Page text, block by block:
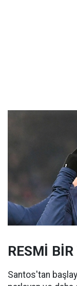
RESMİ
Santos'tan